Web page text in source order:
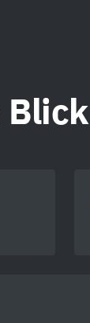
Blick